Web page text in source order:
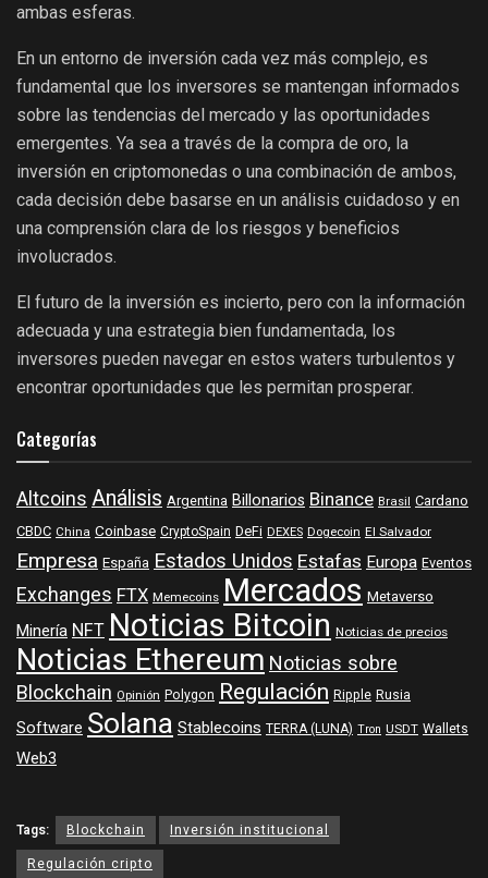
ambas esferas.
En un entorno de inversión cada vez más complejo, es
fundamental que los inversores se mantengan informados
sobre las tendencias del mercado y las oportunidades
emergentes. Ya sea a través de la compra de oro, la
inversión en criptomonedas o una combinación de ambos,
cada decisión debe basarse en un análisis cuidadoso y en
una comprensión clara de los riesgos y beneficios
involucrados.
El futuro de la inversión es incierto, pero con la información
adecuada y una estrategia bien fundamentada, los
inversores pueden navegar en estos waters turbulentos y
encontrar oportunidades que les permitan prosperar.
Categorías
Altcoins Análisis Argentina Billonarios Binance Brasil Cardano
CBDC China Coinbase CryptoSpain DeFi DEXES Dogecoin El Salvador
Empresa España Estados Unidos Estafas Europa Eventos
Exchanges FTX Memecoins Mercados Metaverso
MineríaNFTNoticias Bitcoin Noticias de precios
Noticias EthereumNoticias sobre
Blockchain Opinión Polygon Regulación Ripple Rusia
Software SolanaStablecoins TERRA (LUNA) Tron USDT Wallets
Web3
Tags: Blockchain
Inversión institucional
Regulación cripto